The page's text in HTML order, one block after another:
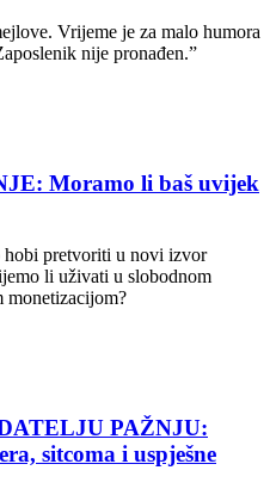
Vrijeme je za malo humora
nije pronađen.”
Moramo li baš uvijek
hobi pretvoriti u novi izvor
li uživati u slobodnom
monetizacijom?
PAŽNJU:
sitcoma i uspješne